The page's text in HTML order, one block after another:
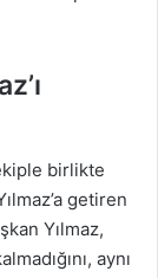
birlikte
getiren
Yılmaz,
aynı